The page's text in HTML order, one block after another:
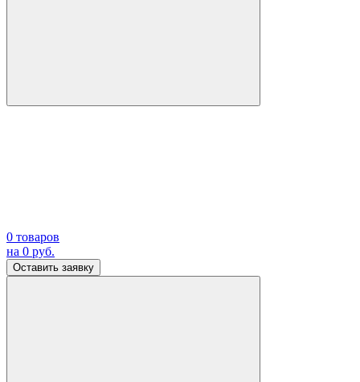
0 товаров
на 0 руб.
Оставить заявку